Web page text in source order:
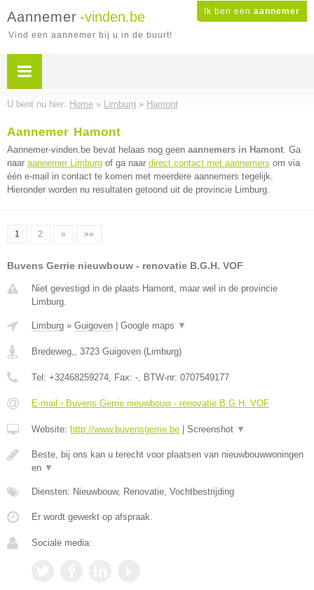
Ik ben een aannemer
Aannemer -vinden.be
Vind een aannemer bij u in de buurt!
U bent nu hier: Home » Limburg » Hamont
Aannemer Hamont
Aannemer-vinden.be bevat helaas nog geen aannemers in Hamont. Ga
naar aannemer Limburg of ga naar direct contact met aannemers om via
één e-mail in contact te komen met meerdere aannemers tegelijk.
Hieronder worden nu resultaten getoond uit de provincie Limburg.
1 2 » »»
Buvens Gerrie nieuwbouw - renovatie B.G.H. VOF
Niet gevestigd in de plaats Hamont, maar wel in de provincie
Limburg.
Limburg » Guigoven Google maps ▼
Bredeweg,, 3723 Guigoven (Limburg)
Tel: +32468259274, Fax: -, BTW-nr: 0707549177
E-mail › Buvens Gerrie nieuwbouw - renovatie B.G.H. VOF
Website: http://www.buvensgerrie.be Screenshot ▼
Beste, bij ons kan u terecht voor plaatsen van nieuwbouwwoningen
en ▼
Diensten: Nieuwbouw, Renovatie, Vochtbestrijding
Er wordt gewerkt op afspraak.
Sociale media: